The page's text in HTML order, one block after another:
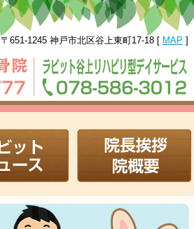
〒651-1245 神戸市北区谷上東町17-18 [ MAP ]